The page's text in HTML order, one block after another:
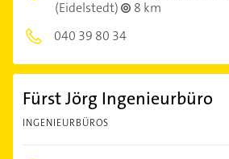
(Eidelstedt)
8 km
040 39 80 34
Fürst Jörg Ingenieurbüro
INGENIEURBÜROS